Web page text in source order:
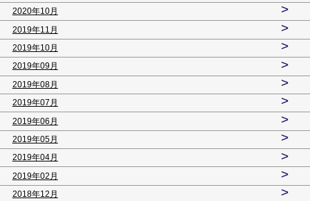
2020年10月 >
2019年11月 >
2019年10月 >
2019年09月 >
2019年08月 >
2019年07月 >
2019年06月 >
2019年05月 >
2019年04月 >
2019年02月 >
2018年12月 >